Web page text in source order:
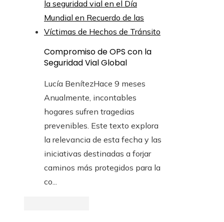
Compromiso de OPS con la
Seguridad Vial Global
Lucía BenítezHace 9 meses
Anualmente, incontables
hogares sufren tragedias
prevenibles. Este texto explora
la relevancia de esta fecha y las
iniciativas destinadas a forjar
caminos más protegidos para la
co...